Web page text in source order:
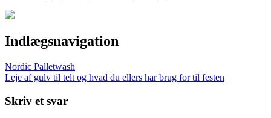
Indlægsnavigation
Nordic Palletwash
Leje af gulv til telt og hvad du ellers har brug for til festen
Skriv et svar